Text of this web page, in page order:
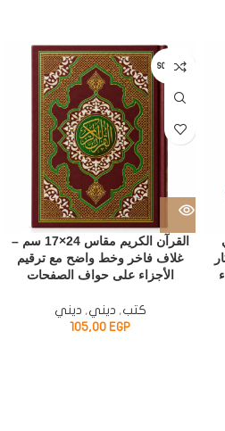
SOLD OUT
القرآن الكريم مقاس 24×17 سم –
غلاف فاخر وخط واضح مع ترقيم
الأجزاء على حواف الصفحات
كتب, ديني, ديني
105,00 EGP